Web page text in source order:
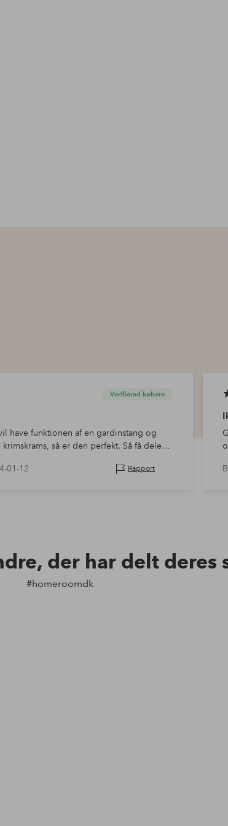
Verifierad købere
have funktionen af en gardinstang og
krimskrams, så er den perfekt. Så få dele
= 👍
01-12 Rapport
der har delt deres
#homeroomdk